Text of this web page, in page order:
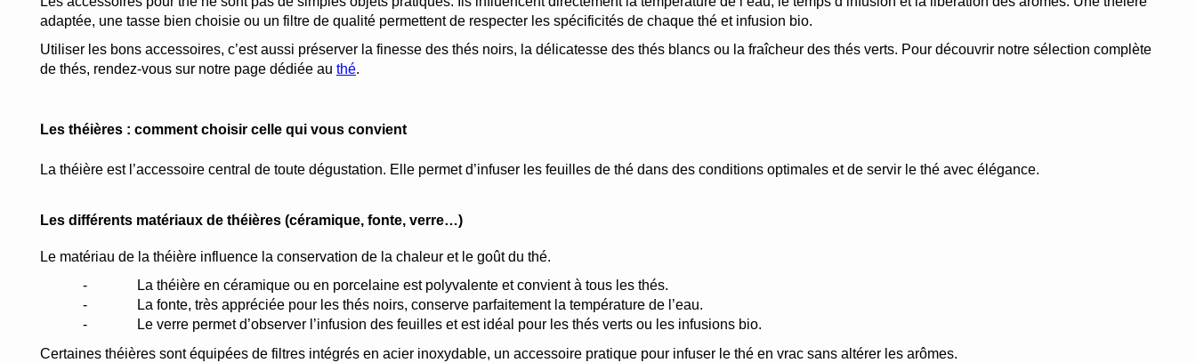
adaptée, une tasse bien choisie ou un filtre de qualité permettent de respecter les spécificités de chaque thé et infusion bio.
Utiliser les bons accessoires, c’est aussi préserver la finesse des thés noirs, la délicatesse des thés blancs ou la fraîcheur des thés verts. Pour découvrir notre sélection complète
de thés, rendez-vous sur notre page dédiée au thé.
Les théières : comment choisir celle qui vous convient
La théière est l’accessoire central de toute dégustation. Elle permet d’infuser les feuilles de thé dans des conditions optimales et de servir le thé avec élégance.
Les différents matériaux de théières (céramique, fonte, verre…)
Le matériau de la théière influence la conservation de la chaleur et le goût du thé.
-
La théière en céramique ou en porcelaine est polyvalente et convient à tous les thés.
-
La fonte, très appréciée pour les thés noirs, conserve parfaitement la température de l’eau.
-
Le verre permet d’observer l’infusion des feuilles et est idéal pour les thés verts ou les infusions bio.
Certaines théières sont équipées de filtres intégrés en acier inoxydable, un accessoire pratique pour infuser le thé en vrac sans altérer les arômes.